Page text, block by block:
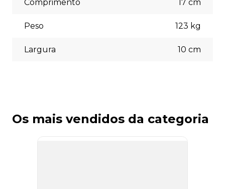
Comprimento 17 cm
Peso 123 kg
Largura 10 cm
Os mais vendidos da categoria